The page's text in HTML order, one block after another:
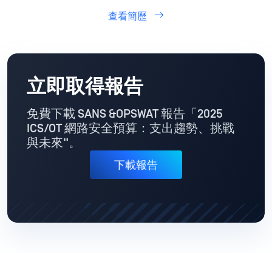
查看簡歷
立即取得報告
免費下載 SANS &OPSWAT 報告 「2025
ICS/OT 網路安全預算：支出趨勢、挑戰
與未來"。
下載報告